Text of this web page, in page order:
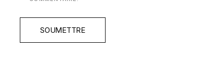
SOUMETTRE